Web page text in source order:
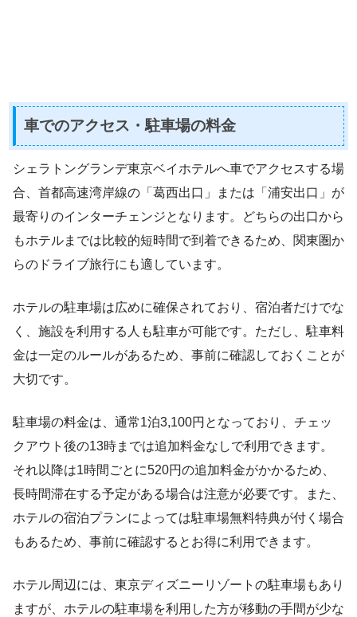
車でのアクセス・駐車場の料金
シェラトングランデ東京ベイホテルへ車でアクセスする場
合、首都高速湾岸線の「葛西出口」または「浦安出口」が
最寄りのインターチェンジとなります。どちらの出口から
もホテルまでは比較的短時間で到着できるため、関東圏か
らのドライブ旅行にも適しています。
ホテルの駐車場は広めに確保されており、宿泊者だけでな
く、施設を利用する人も駐車が可能です。ただし、駐車料
金は一定のルールがあるため、事前に確認しておくことが
大切です。
駐車場の料金は、通常1泊3,100円となっており、チェッ
クアウト後の13時までは追加料金なしで利用できます。
それ以降は1時間ごとに520円の追加料金がかかるため、
長時間滞在する予定がある場合は注意が必要です。また、
ホテルの宿泊プランによっては駐車場無料特典が付く場合
もあるため、事前に確認するとお得に利用できます。
ホテル周辺には、東京ディズニーリゾートの駐車場もあり
ますが、ホテルの駐車場を利用した方が移動の手間が少な